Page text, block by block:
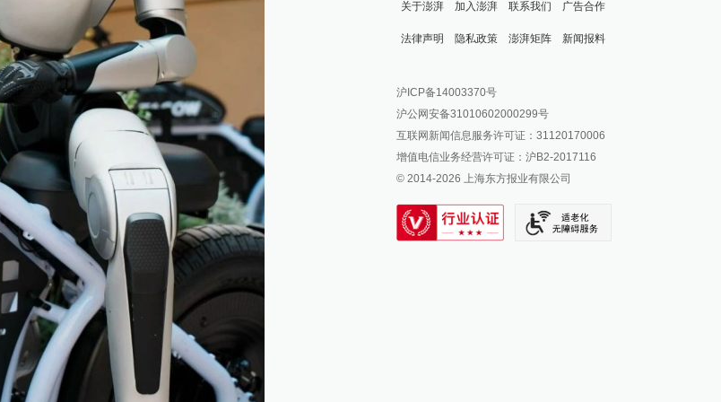
关于澎湃 加入澎湃 联系我们 广告合作
法律声明 隐私政策 澎湃矩阵
澎湃新闻公众号
澎湃新闻抖音号
派生万物开放平台
IP SHANGHAI
SIXTH TONE
新闻报料
报料邮箱: news@thepaper.cn
沪ICP备14003370号
沪公网安备31010602000299号
互联网新闻信息服务许可证：31120170006
增值电信业务经营许可证：沪B2-2017116
© 2014-2026 上海东方报业有限公司